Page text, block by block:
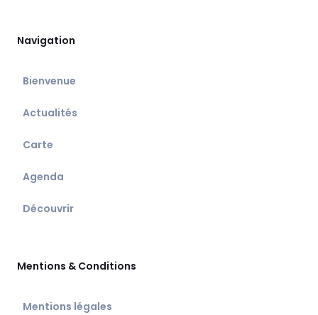
Navigation
Bienvenue
Actualités
Carte
Agenda
Découvrir
Mentions & Conditions
Mentions légales